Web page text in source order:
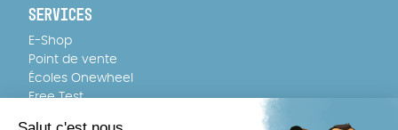
SERVICES
E-Shop
Point de vente
Écoles Onewheel
Free Test